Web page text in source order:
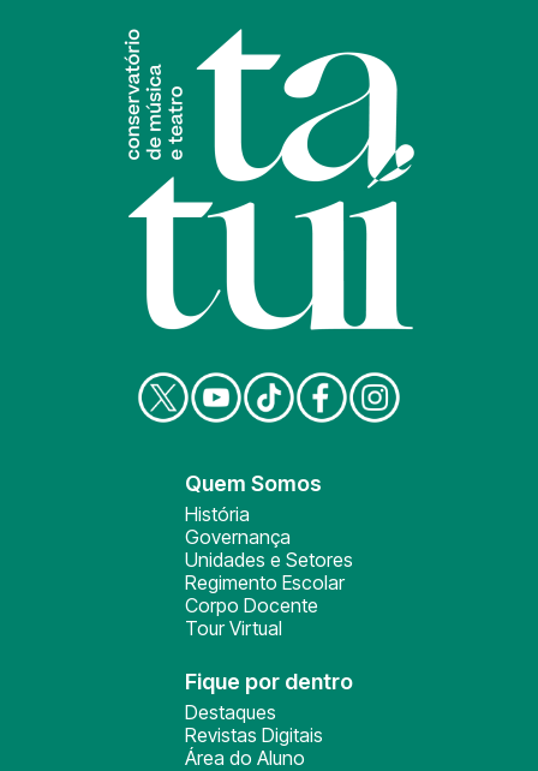
Quem Somos
História
Governança
Unidades e Setores
Regimento Escolar
Corpo Docente
Tour Virtual
Fique por dentro
Destaques
Revistas Digitais
Área do Aluno